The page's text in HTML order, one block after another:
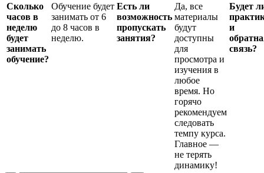
Сколько
часов в
неделю
будет
занимать
обучение?
Обучение будет
занимать от 6
до 8 часов в
неделю.
Есть ли
возможность
пропускать
занятия?
Да, все
материалы
будут
доступны
для
просмотра и
изучения в
любое
время. Но
горячо
рекомендуем
следовать
темпу курса.
Главное —
не терять
динамику!
Будет
и
связь?